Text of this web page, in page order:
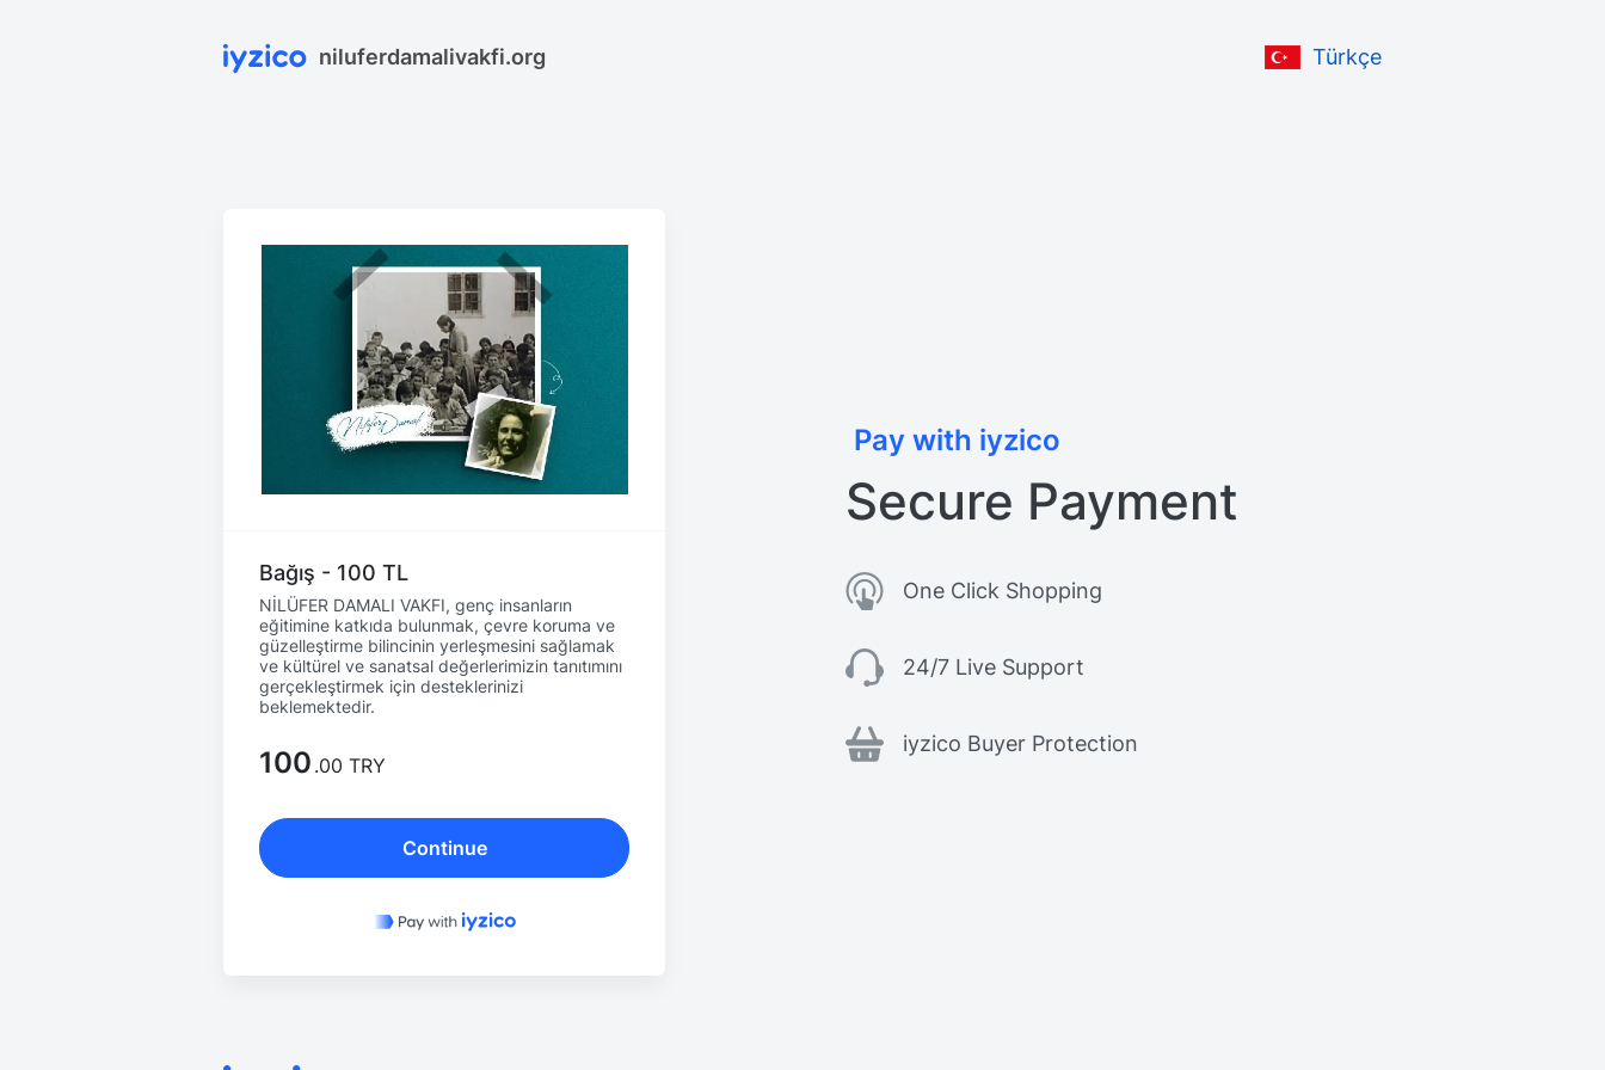
niluferdamalivakfi.org Türkçe
Bağış - 100 TL
NİLÜFER DAMALI VAKFI, genç insanların
eğitimine katkıda bulunmak, çevre koruma ve
güzelleştirme bilincinin yerleşmesini sağlamak
ve kültürel ve sanatsal değerlerimizin tanıtımını
gerçekleştirmek için desteklerinizi
beklemektedir.
100 .00 TRY
Continue
Pay with iyzico
Secure Payment
One Click Shopping
24/7 Live Support
iyzico Buyer Protection